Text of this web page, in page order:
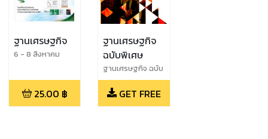
ฐานเศรษฐกิจ
6 - 8 สิงหาคม
25.00 ฿
ฐานเศรษฐกิจ
ฉบับพิเศษ
ฐานเศรษฐกิจ ฉบับ
พิเศษ (10 ต้นแบบ
องค์กรคุณธรรม
2016)
GET FREE